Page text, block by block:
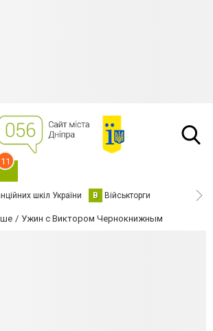
11
шкіл України В Військторги
Ужин с Виктором Чернокнижным